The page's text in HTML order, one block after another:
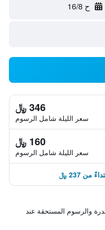
ح 16/8
346 ﷼
سعر الليلة شامل الرسوم
160 ﷼
سعر الليلة شامل الرسوم
والرسوم المستحقة عند